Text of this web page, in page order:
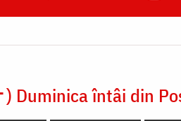
Duminica întâi din